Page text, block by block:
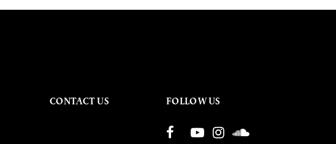
CONTACT US FOLLOW US